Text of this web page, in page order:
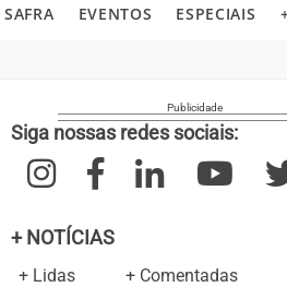
SAFRA EVENTOS ESPECIAIS
Siga nossas redes sociais:
+ NOTÍCIAS
+ Lidas + Comentadas